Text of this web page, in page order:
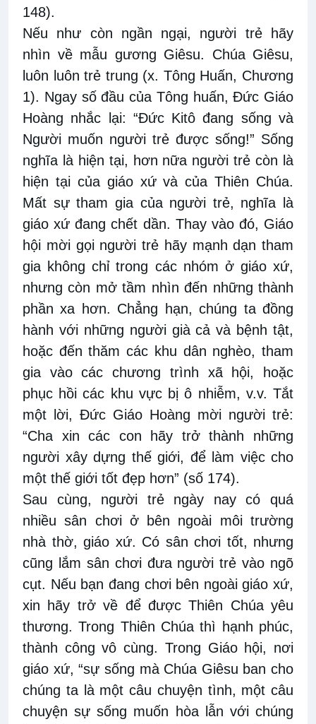
148).
Nếu như còn ngần ngại, người trẻ hãy
nhìn về mẫu gương Giêsu. Chúa Giêsu,
luôn luôn trẻ trung (x. Tông Huấn, Chương
1). Ngay số đầu của Tông huấn, Đức Giáo
Hoàng nhắc lại: “Đức Kitô đang sống và
Người muốn người trẻ được sống!” Sống
nghĩa là hiện tại, hơn nữa người trẻ còn là
hiện tại của giáo xứ và của Thiên Chúa.
Mất sự tham gia của người trẻ, nghĩa là
giáo xứ đang chết dần. Thay vào đó, Giáo
hội mời gọi người trẻ hãy mạnh dạn tham
gia không chỉ trong các nhóm ở giáo xứ,
nhưng còn mở tầm nhìn đến những thành
phần xa hơn. Chẳng hạn, chúng ta đồng
hành với những người già cả và bệnh tật,
hoặc đến thăm các khu dân nghèo, tham
gia vào các chương trình xã hội, hoặc
phục hồi các khu vực bị ô nhiễm, v.v. Tắt
một lời, Đức Giáo Hoàng mời người trẻ:
“Cha xin các con hãy trở thành những
người xây dựng thế giới, để làm việc cho
một thế giới tốt đẹp hơn” (số 174).
Sau cùng, người trẻ ngày nay có quá
nhiều sân chơi ở bên ngoài môi trường
nhà thờ, giáo xứ. Có sân chơi tốt, nhưng
cũng lắm sân chơi đưa người trẻ vào ngõ
cụt. Nếu bạn đang chơi bên ngoài giáo xứ,
xin hãy trở về để được Thiên Chúa yêu
thương. Trong Thiên Chúa thì hạnh phúc,
thành công vô cùng. Trong Giáo hội, nơi
giáo xứ, “sự sống mà Chúa Giêsu ban cho
chúng ta là một câu chuyện tình, một câu
chuyện sự sống muốn hòa lẫn với chúng